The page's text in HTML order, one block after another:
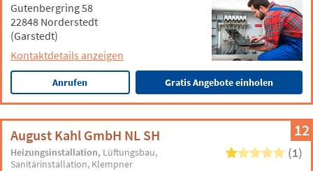
Gutenbergring 58
22848 Norderstedt
(Garstedt)
Kontaktdetails anzeigen
Anrufen Gratis Angebote einholen
12
August Kahl GmbH NL SH
Heizungsinstallation Lüftungsbau
Sanitärinstallation Klempner
(1)